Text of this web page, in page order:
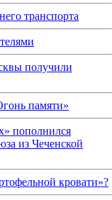
транспорта
получили
памяти»
пополнился
из Чеченской
кровати»?